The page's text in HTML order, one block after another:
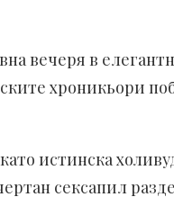
вечеря в
хроникьори
истинска
сексапил